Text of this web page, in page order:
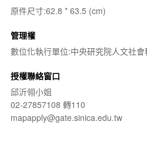
原件尺寸:62.8 * 63.5 (cm)
管理權
數位化執行單位:中央研究院人文社
授權聯絡窗口
邱沂翎小姐
02-27857108 轉110
mapapply@gate.sinica.edu.tw